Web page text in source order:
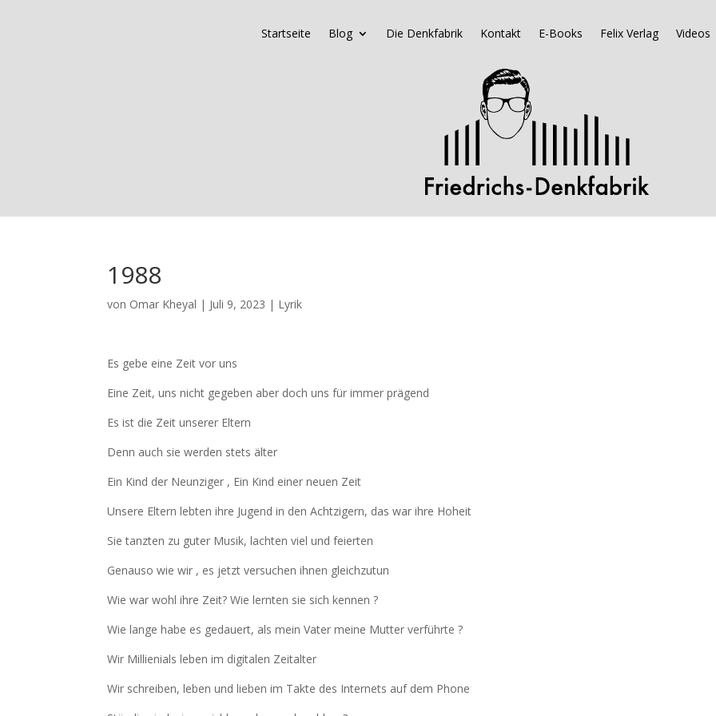
Startseite Blog Die Denkfabrik Kontakt E-Books Felix Verlag Videos
1988
von Omar Kheyal | Juli 9, 2023 | Lyrik
Es gebe eine Zeit vor uns
Eine Zeit, uns nicht gegeben aber doch uns für immer prägend
Es ist die Zeit unserer Eltern
Denn auch sie werden stets älter
Ein Kind der Neunziger , Ein Kind einer neuen Zeit
Unsere Eltern lebten ihre Jugend in den Achtzigern, das war ihre Hoheit
Sie tanzten zu guter Musik, lachten viel und feierten
Genauso wie wir , es jetzt versuchen ihnen gleichzutun
Wie war wohl ihre Zeit? Wie lernten sie sich kennen ?
Wie lange habe es gedauert, als mein Vater meine Mutter verführte ?
Wir Millienials leben im digitalen Zeitalter
Wir schreiben, leben und lieben im Takte des Internets auf dem Phone